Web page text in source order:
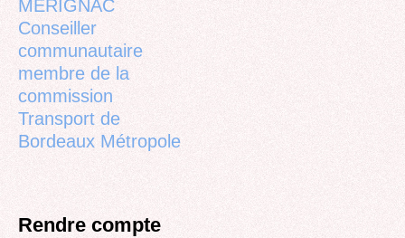
MERIGNAC
Conseiller
communautaire
membre de la
commission
Transport de
Bordeaux Métropole
Rendre compte